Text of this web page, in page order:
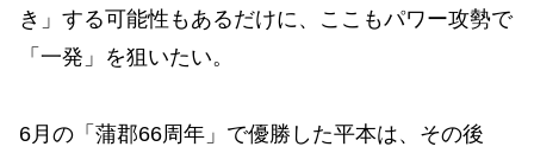
き」する可能性もあるだけに、ここもパワー攻勢で
「一発」を狙いたい。
6月の「蒲郡66周年」で優勝した平本は、その後